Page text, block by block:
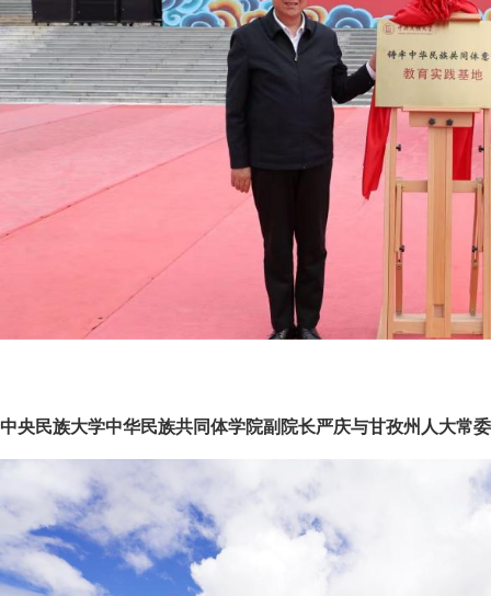
中央民族大学中华民族共同体学院副院长严庆与甘孜州人大常